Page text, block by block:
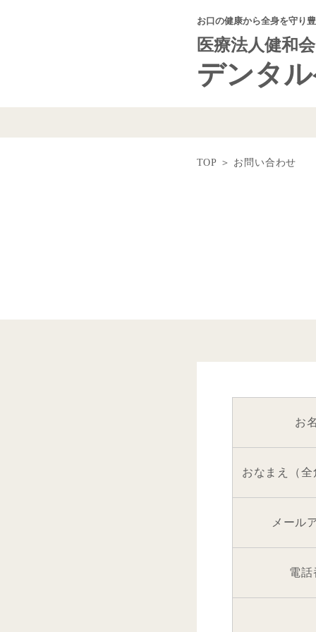
お口の健康から全身を守り
医療法人健和会
デンタ
TOP＞ お問い合わせ
お
おなまえ（
メール
電話